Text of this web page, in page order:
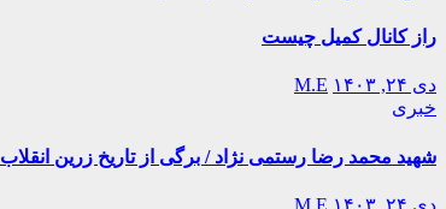
راز کانال کمیل چیست
دی ۲۴, ۱۴۰۳
M.E
خبری
شهید محمد رضا رستمی نژاد / برگی از تاریخ زرین انقلاب
دی ۲۴, ۱۴۰۳ M.E